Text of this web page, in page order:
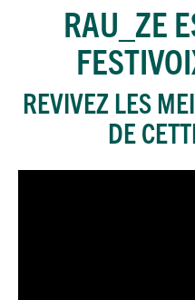
RAU_ZE
REVIVEZ LES
DE